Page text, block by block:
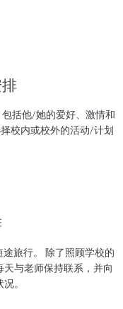
括他/她的爱好、激情和
校内或校外的活动/计划
旅行。 除了照顾学校的
与老师保持联系，并向
。